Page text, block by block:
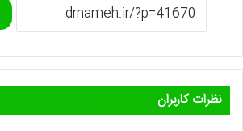
نظرات کاربران